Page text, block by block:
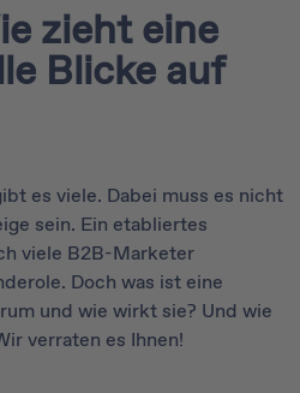
zieht eine
Blicke auf
es viele. Dabei muss es nicht
sein. Ein etabliertes
viele B2B-Marketer
Doch was ist eine
und wie wirkt sie? Und wie
verraten es Ihnen!